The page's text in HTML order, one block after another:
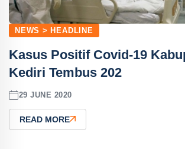
NEWS > HEADLINE
Kasus Positif Covid-19
Kediri Tembus 202
29 JUNE 2020
READ MORE